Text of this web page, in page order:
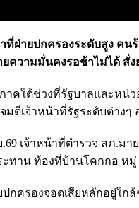
ที่ฝ่ายปกครองระดับสูง ค
ยความมั่นคงรอช้าไม่ได้ สั่
คใต้ช่วงที่รัฐบาลและหน่
ตีเจ้าหน้าที่รัฐระดับต่างๆ
เจ้าหน้าที่ตำรวจ สภ.ม
ทาน ท้องที่บ้านโคกกอ หมู่
กครองจอดเสียหลักอยู่ใก